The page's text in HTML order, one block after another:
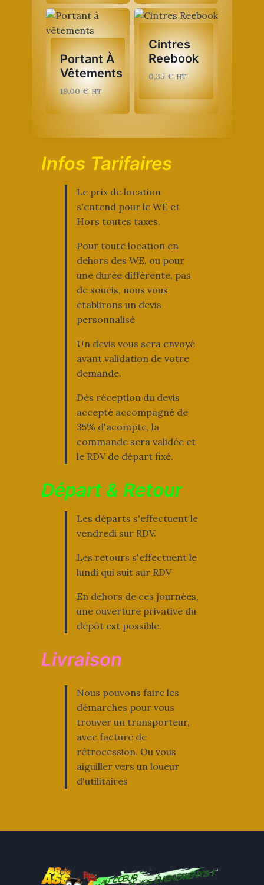
Portant À
Vêtements
19,00€ HT
Cintres
Reebook
0,35€ HT
Infos Tarifaires
Le prix de location
s'entend pour le WE et
Hors toutes taxes.
Pour toute location en
dehors des WE, ou pour
une durée différente, pas
de soucis, nous vous
établirons un devis
personnalisé
Un devis vous sera envoyé
avant validation de votre
demande.
Dès réception du devis
accepté accompagné de
35% d'acompte, la
commande sera validée et
le RDV de départ fixé.
Départ & Retour
Les départs s'effectuent le
vendredi sur RDV.
Les retours s'effectuent le
lundi qui suit sur RDV
En dehors de ces journées,
une ouverture privative du
dépôt est possible.
Livraison
Nous pouvons faire les
démarches pour vous
trouver un transporteur,
avec facture de
rétrocession. Ou vous
aiguiller vers un loueur
d'utilitaires